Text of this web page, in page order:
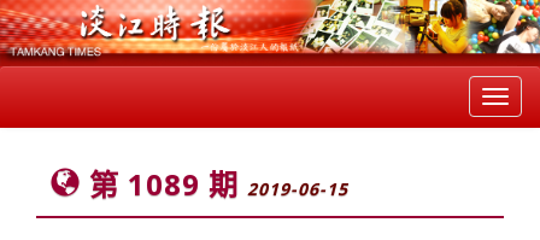
第 1089 期 2019-06-15